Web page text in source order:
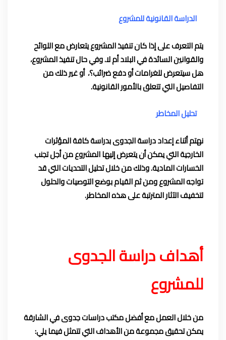
الدراسة القانونية للمشروع
يتم التعرف على إذا كان تنفيذ المشروع يتعارض مع اللوائح
والقوانين السائدة في البلاد أم لا. وفي حال تنفيذ المشروع،
هل سيتعرض للغرامات أو دفع ضرائب؟، أو غير ذلك من
التفاصيل التي تتعلق بالأمور القانونية.
تحليل المخاطر
نهتم أثناء إعداد دراسة الجدوى بدراسة كافة المؤثرات
الخارجية التي يمكن أن يتعرض إليها المشروع من أجل تجنب
الخسارات المادية. وذلك من خلال تحليل التحديات التي قد
تواجه المشروع ومن ثم القيام بوضع التوصيات والحلول
لتخفيف الآثار المترتبة على هذه المخاطر.
أهداف دراسة الجدوى
للمشروع
من خلال العمل مع أفضل مكتب دراسات جدوى في الشارقة
يمكن تحقيق مجموعة من الأهداف التي تتمثل فيما يلي: